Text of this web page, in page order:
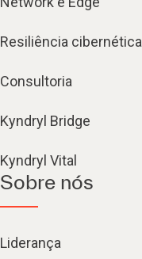
Resiliência cibernética
Consultoria
Kyndryl Bridge
Kyndryl Vital
Sobre nós
Liderança